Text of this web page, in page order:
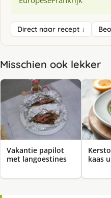
Direct naar recept ↓
Misschien ook lekker
Vakantie papilot
met langoestines
kaas